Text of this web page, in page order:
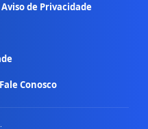
Aviso de Privacidade
Fale Conosco